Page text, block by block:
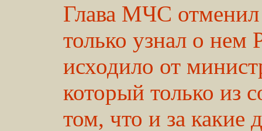
Глава МЧС отменил
только узнал о нем
исходило от
который только
том, что и за какие